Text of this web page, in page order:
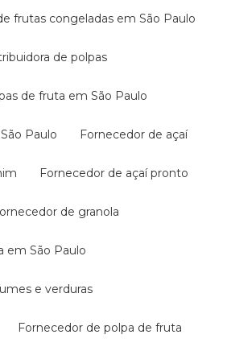
de frutas congeladas em São Paulo
de polpas
de fruta em São Paulo
Paulo Fornecedor de açaí
Fornecedor de açaí pronto
Fornecedor de granola
em São Paulo
e verduras
Fornecedor de polpa de fruta